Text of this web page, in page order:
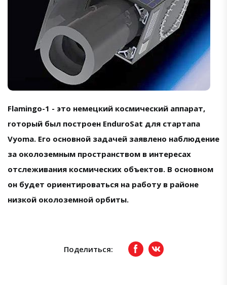
Flamingo-1 - это немецкий космический аппарат,
rоторый был построен EnduroSat для стартапа
Vyoma. Его основной задачей заявлено наблюдение
за околоземным пространством в интересах
отслеживания космических объектов. В основном
он будет ориентироваться на работу в районе
низкой околоземной орбиты.
Поделиться: FacebookвКонтакте